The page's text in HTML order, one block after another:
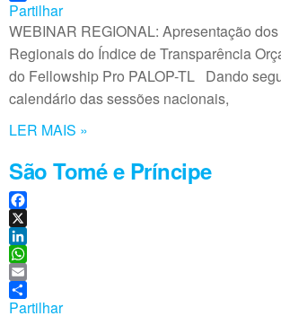
o
o
k
k
e
d
I
n
a
t
s
A
p
p
m
a
i
l
Partilhar
WEBINAR REGIONAL: Apresentação
Regionais do Índice de Transparência
do Fellowship Pro PALOP-TL Dando
calendário das sessões nacionais,
LER MAIS »
São Tomé e Príncipe
F
a
c
e
b
o
X
L
i
n
k
W
h
a
E
m
Partilhar